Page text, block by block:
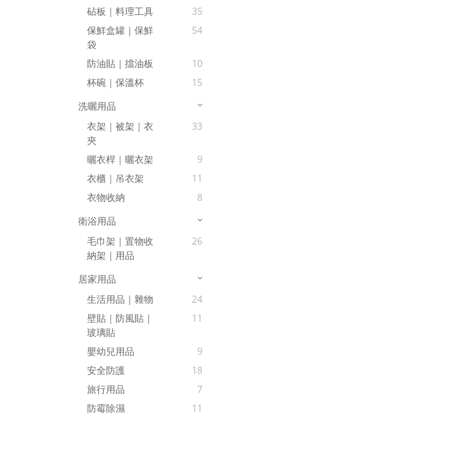
砧板｜料理工具
35
保鮮盒罐｜保鮮
袋
54
防油貼｜擋油板
10
杯碗｜保溫杯
15
洗曬用品
衣架｜被架｜衣
夾
33
曬衣桿｜曬衣架
9
衣櫃｜吊衣架
11
衣物收納
8
衛浴用品
毛巾架｜置物收
納架｜用品
26
居家用品
生活用品｜雜物
24
壁貼｜防風貼｜
玻璃貼
11
嬰幼兒用品
9
安全防護
18
旅行用品
7
防霉除濕
11